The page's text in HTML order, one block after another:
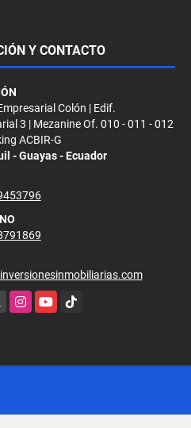
Y CONTACTO
Colón | Edif.
3 | Mezanine Of. 010 - 011 - 012
ACBIR-G
- Guayas - Ecuador
InstagramYouTubeTikTok